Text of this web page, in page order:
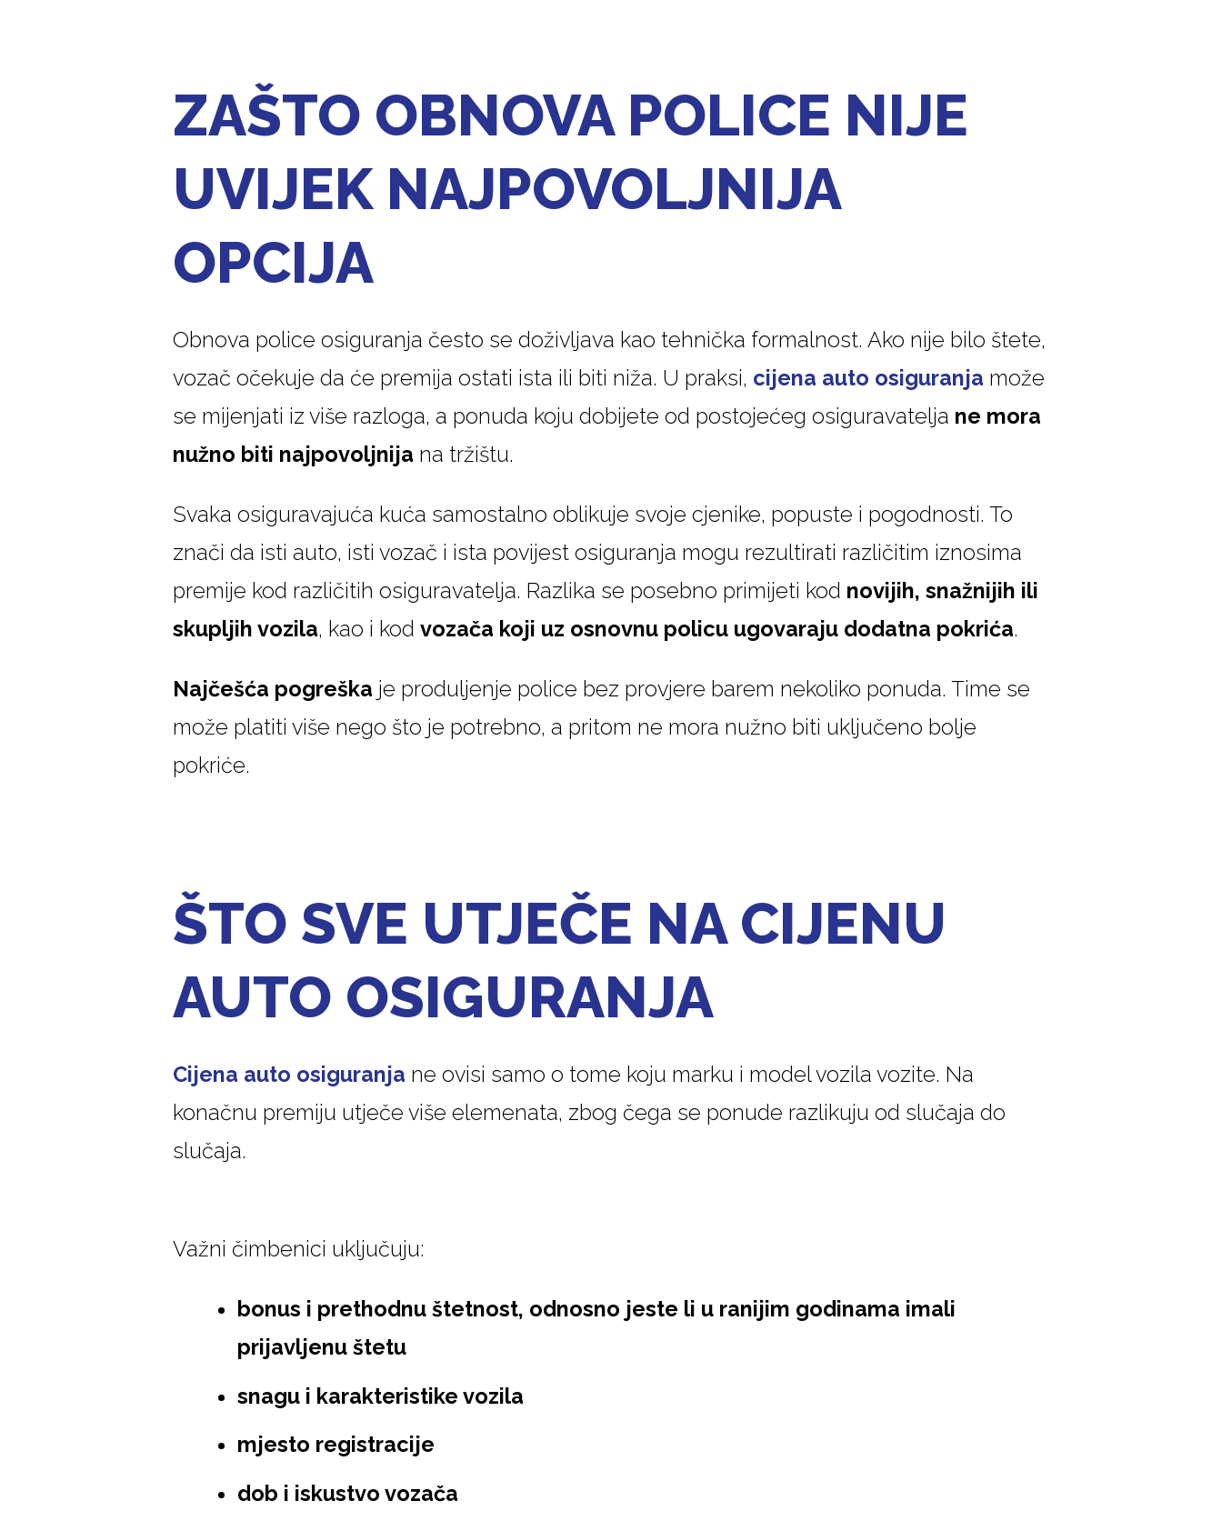
ZAŠTO OBNOVA POLICE NIJE
UVIJEK NAJPOVOLJNIJA
OPCIJA
Obnova police osiguranja često se doživljava kao tehnička formalnost. Ako nije bilo štete,
vozač očekuje da će premija ostati ista ili biti niža. U praksi, cijena auto osiguranja može
se mijenjati iz više razloga, a ponuda koju dobijete od postojećeg osiguravatelja ne mora
nužno biti najpovoljnija na tržištu.
Svaka osiguravajuća kuća samostalno oblikuje svoje cjenike, popuste i pogodnosti. To
znači da isti auto, isti vozač i ista povijest osiguranja mogu rezultirati različitim iznosima
premije kod različitih osiguravatelja. Razlika se posebno primijeti kod novijih, snažnijih ili
skupljih vozila, kao i kod vozača koji uz osnovnu policu ugovaraju dodatna pokrića.
Najčešća pogreška je produljenje police bez provjere barem nekoliko ponuda. Time se
može platiti više nego što je potrebno, a pritom ne mora nužno biti uključeno bolje
pokriće.
ŠTO SVE UTJEČE NA CIJENU
AUTO OSIGURANJA
Cijena auto osiguranja ne ovisi samo o tome koju marku i model vozila vozite. Na
konačnu premiju utječe više elemenata, zbog čega se ponude razlikuju od slučaja do
slučaja.
Važni čimbenici uključuju:
bonus i prethodnu štetnost, odnosno jeste li u ranijim godinama imali
prijavljenu štetu
snagu i karakteristike vozila
mjesto registracije
dob i iskustvo vozača